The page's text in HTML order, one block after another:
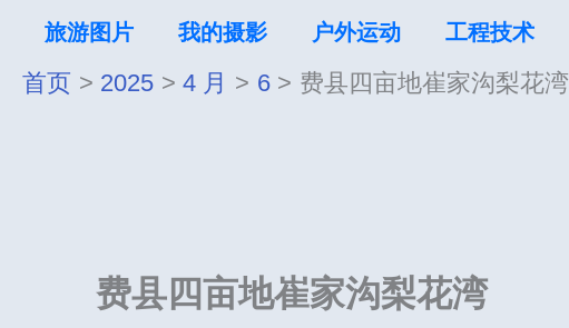
旅游图片 我的摄影 户外运动 工程技术
首页 2025 4 月 6 费县四亩地崔家沟梨花湾
费县四亩地崔家沟梨花湾